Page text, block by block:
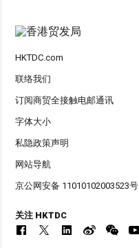
HKTDC.com
联络我们
订阅商贸全接触电邮通讯
字体大小
私隐政策声明
网站导航
京公网安备 11010102003523号
关注 HKTDC